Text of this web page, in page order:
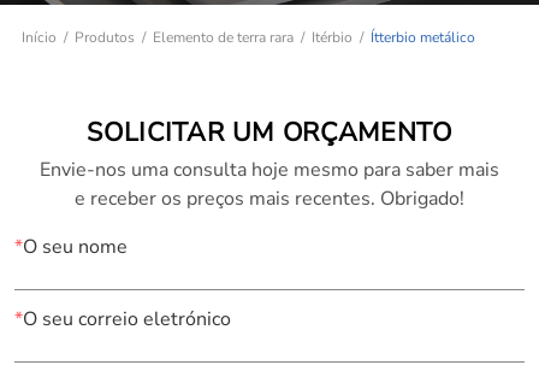
Início Produtos Elemento de terra rara Itérbio Ítterbio metálico
SOLICITAR UM ORÇAMENTO
Envie-nos uma consulta hoje mesmo para saber mais
e receber os preços mais recentes. Obrigado!
*O seu nome
*O seu correio eletrónico